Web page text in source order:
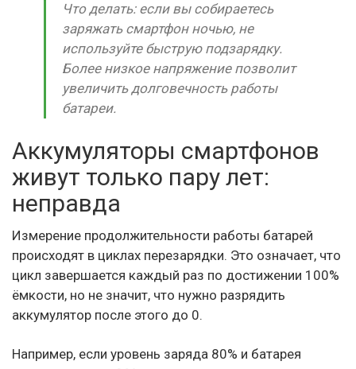
Что делать: если вы собираетесь
заряжать смартфон ночью, не
используйте быструю подзарядку.
Более низкое напряжение позволит
увеличить долговечность работы
батареи.
Аккумуляторы смартфонов
живут только пару лет:
неправда
Измерение продолжительности работы батарей
происходят в циклах перезарядки. Это означает, что
цикл завершается каждый раз по достижении 100%
ёмкости, но не значит, что нужно разрядить
аккумулятор после этого до 0.
Например, если уровень заряда 80% и батарея